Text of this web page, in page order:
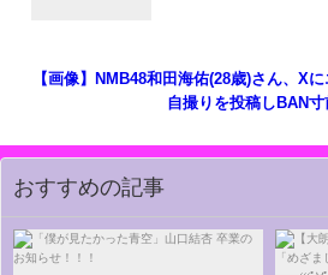
【画像】NMB48和田海佑(28歳)さん、X
自撮りを投稿しBAN寸
おすすめの記事